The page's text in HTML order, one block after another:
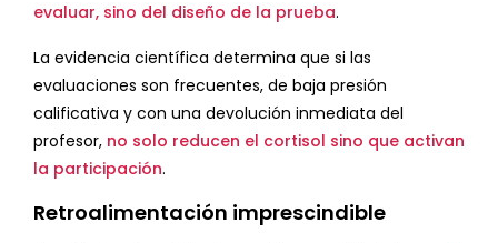
evaluar, sino del diseño de la prueba.
La evidencia científica determina que si las
evaluaciones son frecuentes, de baja presión
calificativa y con una devolución inmediata del
profesor, no solo reducen el cortisol sino que activan
la participación.
Retroalimentación imprescindible